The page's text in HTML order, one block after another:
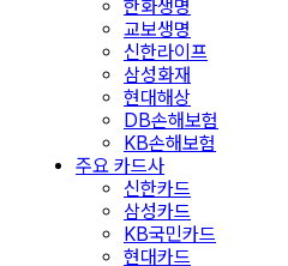
한화생명
교보생명
신한라이프
삼성화재
현대해상
DB손해보험
KB손해보험
주요 카드사
신한카드
삼성카드
KB국민카드
현대카드